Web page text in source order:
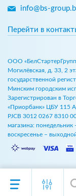
info@bs-
Перейти в
ООО
Могилёвская, д. 33, 2
государственной
Минским городским
Зарегистрирован в
«Приорбанк» ЦБУ 115
PJCB 3012 0267 8310
магазина: понедельник
воскресенье –